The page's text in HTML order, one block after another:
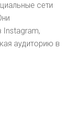
сети
Instagram,
аудиторию в